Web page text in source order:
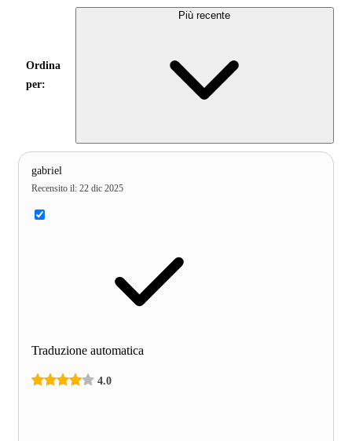
Ordina
per:
Più recente
gabriel
Recensito il: 22 dic 2025
Traduzione automatica
4.0